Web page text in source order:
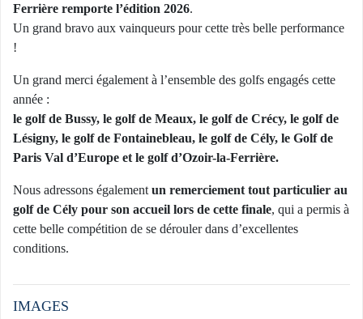
Ferrière remporte l’édition 2026.
Un grand bravo aux vainqueurs pour cette très belle performance
!
Un grand merci également à l’ensemble des golfs engagés cette
année :
le golf de Bussy, le golf de Meaux, le golf de Crécy, le golf de
Lésigny, le golf de Fontainebleau, le golf de Cély, le Golf de
Paris Val d’Europe et le golf d’Ozoir-la-Ferrière.
Nous adressons également un remerciement tout particulier au
golf de Cély pour son accueil lors de cette finale, qui a permis à
cette belle compétition de se dérouler dans d’excellentes
conditions.
IMAGES